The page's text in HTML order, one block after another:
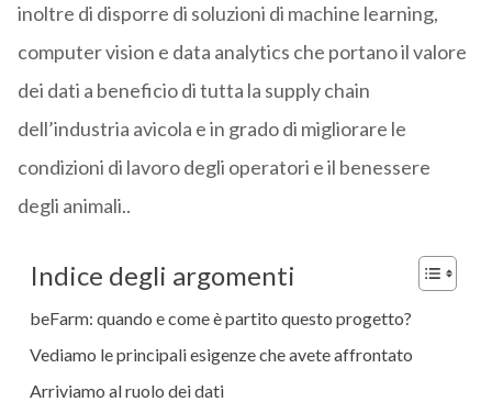
inoltre di disporre di soluzioni di machine learning,
computer vision e data analytics che portano il valore
dei dati a beneficio di tutta la supply chain
dell’industria avicola e in grado di migliorare le
condizioni di lavoro degli operatori e il benessere
degli animali..
Indice degli argomenti
beFarm: quando e come è partito questo progetto?
Vediamo le principali esigenze che avete affrontato
Arriviamo al ruolo dei dati